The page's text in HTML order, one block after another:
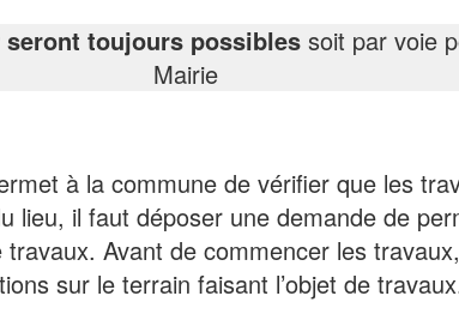
toujours possibles soit par voie
Mairie
à la commune de vérifier que les
lieu, il faut déposer une demande de
Avant de commencer les
sur le terrain faisant l’objet de